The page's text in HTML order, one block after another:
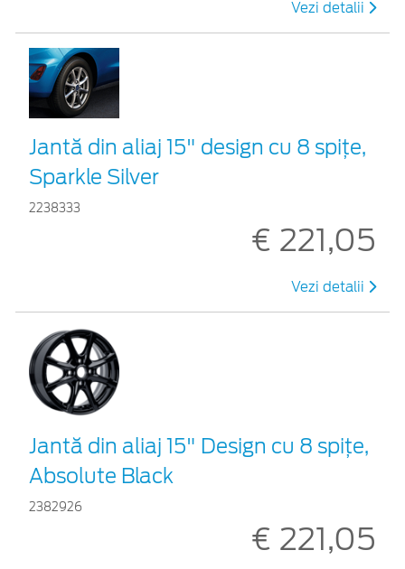
Vezi detalii
Jantă din aliaj 15" design cu 8 spițe,
Sparkle Silver
2238333
€ 221,05
Vezi detalii
Jantă din aliaj 15" Design cu 8 spiţe,
Absolute Black
2382926
€ 221,05